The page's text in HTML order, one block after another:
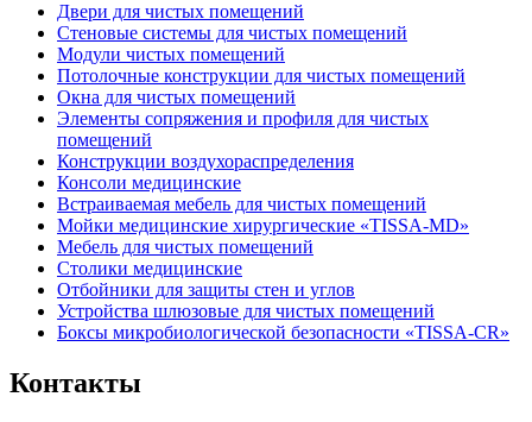
Двери для чистых помещений
Стеновые системы для чистых помещений
Модули чистых помещений
Потолочные конструкции для чистых помещений
Окна для чистых помещений
Элементы сопряжения и профиля для чистых
помещений
Конструкции воздухораспределения
Консоли медицинские
Встраиваемая мебель для чистых помещений
Мойки медицинские хирургические «TISSA-MD»
Мебель для чистых помещений
Столики медицинские
Отбойники для защиты стен и углов
Устройства шлюзовые для чистых помещений
Боксы микробиологической безопасности «TISSA-CR»
Контакты